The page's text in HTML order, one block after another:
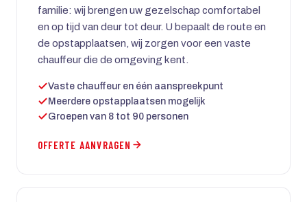
familie: wij brengen uw gezelschap comfortabel
en op tijd van deur tot deur. U bepaalt de route en
de opstapplaatsen, wij zorgen voor een vaste
chauffeur die de omgeving kent.
Vaste chauffeur en één aanspreekpunt
Meerdere opstapplaatsen mogelijk
Groepen van 8 tot 90 personen
OFFERTE AANVRAGEN